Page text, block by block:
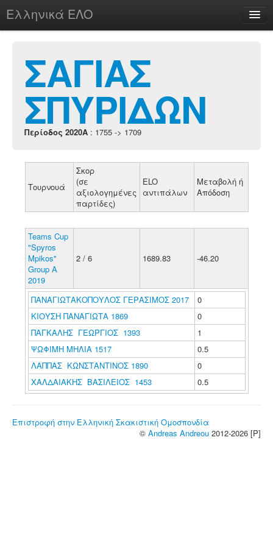
Ελληνικά ΕΛΟ
chesstu.be @ discord
Login
ΣΑΓΙΑΣ
ΣΠΥΡΙΔΩΝ
Περίοδος 2020A : 1755 -> 1709
Τουρνουά
Σκορ
(σε
αξιολογημένες
παρτίδες)
ELO
αντιπάλων
Μεταβολή ή
Απόδοση
Teams Cup
"Spyros
Mpikos"
Group A
2019
2 / 6 1689.83 -46.20
ΠΑΝΑΓΙΩΤΑΚΟΠΟΥΛΟΣ ΓΕΡΑΣΙΜΟΣ 2017
0
ΚΙΟΥΣΗ ΠΑΝΑΓΙΩΤΑ 1869
0
ΠΑΓΚΑΛΗΣ ΓΕΩΡΓΙΟΣ 1393
1
ΨΩΦΙΜΗ ΜΗΛΙΑ 1517
0.5
ΛΑΠΠΑΣ ΚΩΝΣΤΑΝΤΙΝΟΣ 1890
0
ΧΑΛΔΑΙΑΚΗΣ ΒΑΣΙΛΕΙΟΣ 1453
0.5
Επιστροφή στην Ελληνική Σκακιστική Ομοσπονδία
© Andreas Andreou 2012-2026 [P]